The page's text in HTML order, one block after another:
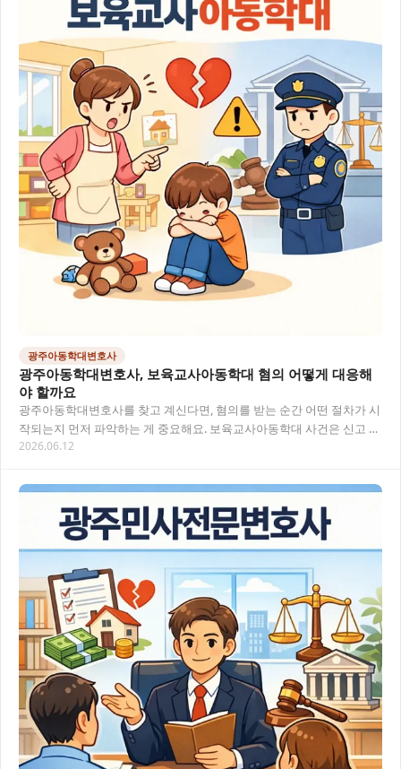
광주아동학대변호사
광주아동학대변호사, 보육교사아동학대 혐의 어떻게 대응해
야 할까요
광주아동학대변호사를 찾고 계신다면, 혐의를 받는 순간 어떤 절차가 시
작되는지 먼저 파악하는 게 중요해요. 보육교사아동학대 사건은 신고 즉
시 경찰 수사로 이어지고, 자칫 늦게 대응하…
2026.06.12